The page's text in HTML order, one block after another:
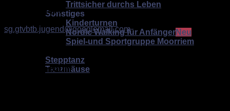
Trittsicher durchs Leben
Sonstiges
Kinderturnen
Nordic Walking für Anfänger
Spiel-und Sportgruppe Moorriem
Stepptanz
Tanzmäuse
Torben Bunjes
sg.gtvbtb.jugend@googlemail.com
stellv. Jugendobmann
Florian Bierbaum